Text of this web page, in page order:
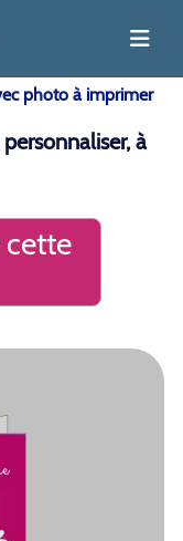
photo à imprimer
à